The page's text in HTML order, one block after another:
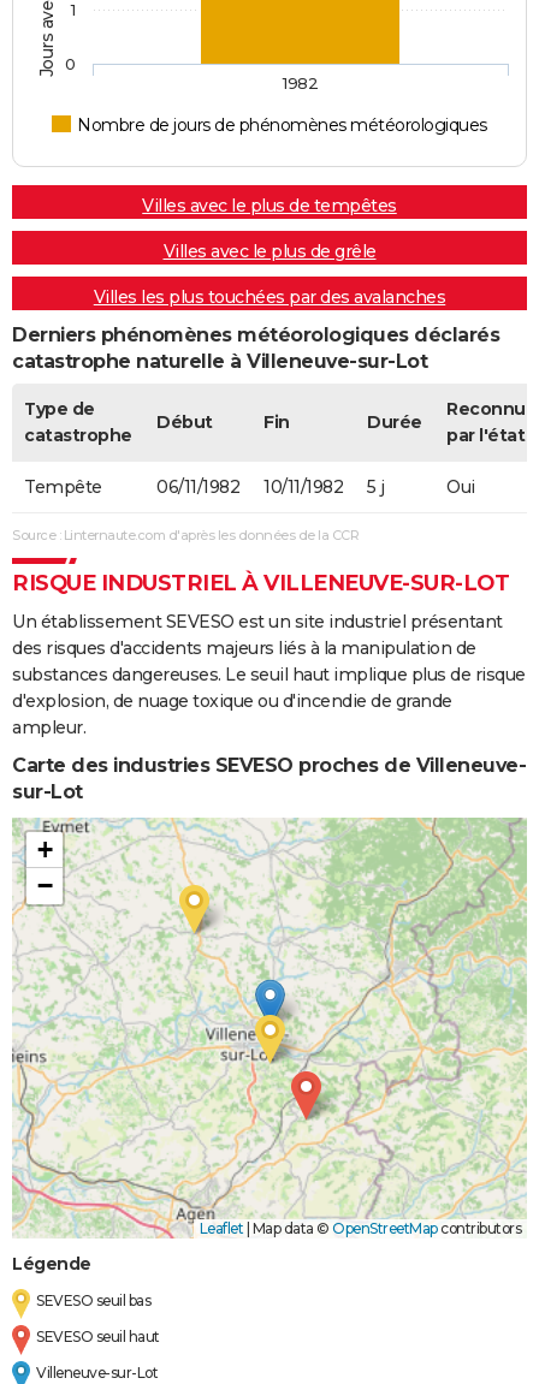
Nombre de jours de phénomènes météorologiques
1982
0
1
Villes avec le plus de tempêtes
Villes avec le plus de grêle
Villes les plus touchées par des avalanches
Derniers phénomènes météorologiques déclarés
catastrophe naturelle à Villeneuve-sur-Lot
Type de
catastrophe
Début Fin Durée
Reconnue
par l'état
Tempête 06/11/1982 10/11/1982 5 j Oui
Source : Linternaute.com d'après les données de la CCR
RISQUE INDUSTRIEL À VILLENEUVE-SUR-LOT
Un établissement SEVESO est un site industriel présentant
des risques d'accidents majeurs liés à la manipulation de
substances dangereuses. Le seuil haut implique plus de risque
d'explosion, de nuage toxique ou d'incendie de grande
ampleur.
Carte des industries SEVESO proches de Villeneuve-
sur-Lot
+
−
Leaflet Map data © OpenStreetMapcontributors
Légende
SEVESO seuil bas
SEVESO seuil haut
Villeneuve-sur-Lot